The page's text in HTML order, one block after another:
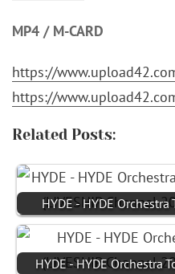
MP4 / M-CARD
https://
https://
Related Posts:
HYDE - HYDE
HYDE - HYDE Orchestra